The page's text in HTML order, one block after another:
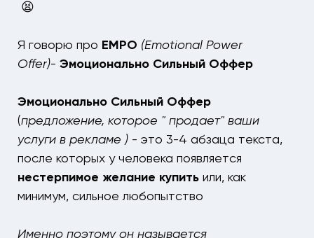
😫
Я говорю про EMPO (Emotional Power
Offer)- Эмоционально Сильный Оффер
Эмоционально Сильный Оффер
(предложение, которое " продает" ваши
услуги в рекламе ) - это 3-4 абзаца текста,
после которых у человека появляется
нестерпимое желание купить или, как
минимум, сильное любопытство
Именно поэтому он называется